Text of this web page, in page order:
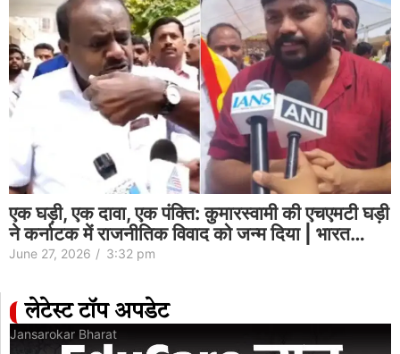
एक घड़ी, एक दावा, एक पंक्ति: कुमारस्वामी की एचएमटी घड़ी
ने कर्नाटक में राजनीतिक विवाद को जन्म दिया | भारत…
June 27, 2026 / 3:32 pm
लेटेस्ट टॉप अपडेट
Jansarokar Bharat